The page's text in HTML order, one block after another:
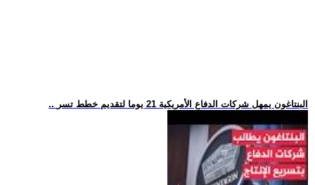
.. البنتاغون يمهل شركات الدفاع الأمريكية 21 يوما لتقديم خطط تسر